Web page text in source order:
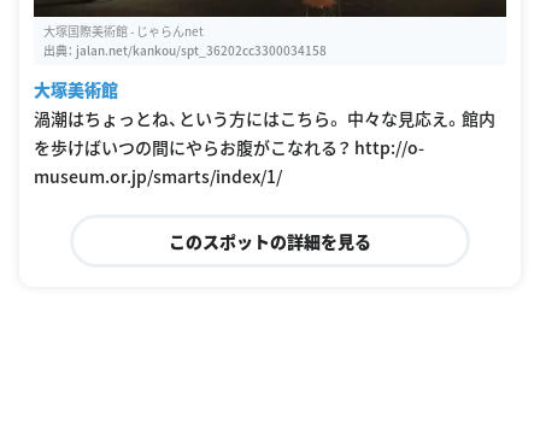
大塚国際美術館 - じゃらんnet
出典： jalan.net/kankou/spt_36202cc3300034158
大塚美術館
渦潮はちょっとね、という方にはこちら。 中々な見応え。館内
を歩けばいつの間にやらお腹がこなれる？ http://o-
museum.or.jp/smarts/index/1/
このスポットの詳細を見る